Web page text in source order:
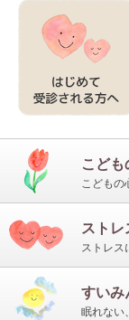
こども
こどもの
ストレ
ストレス
すいみ
眠れない